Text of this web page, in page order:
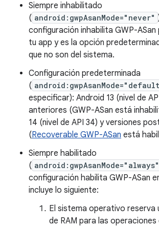
Siempre inhabilitado
( android:gwpAsanMode="never"
configuración inhabilita GWP-
tu app y es la opción
que no son del sistema.
Configuración predeterminada
(
especificar): Android 13 (nivel de
anteriores (GWP-ASan está
14 (nivel de API 34) y versiones
(Recoverable GWP-ASan está
Siempre habilitado
( android:gwpAsanMode="always"
configuración habilita GWP-ASan
incluye lo siguiente:
El sistema operativo reserva
de RAM para las operaciones